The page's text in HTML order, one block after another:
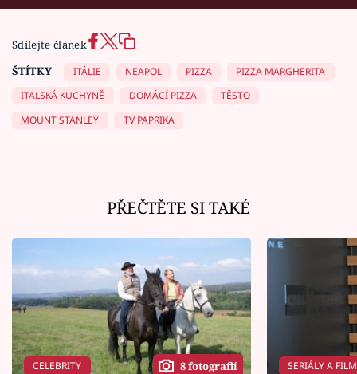
Sdílejte článek
ŠTÍTKY
ITÁLIE NEAPOL PIZZA
PIZZA MARGHERITA
ITALSKÁ KUCHYNĚ
DOMÁCÍ PIZZA
TĚSTO
MOUNT STANLEY
TV PAPRIKA
PŘEČTĚTE SI TAKÉ
CELEBRITY 8 fotografií SERIÁLY A